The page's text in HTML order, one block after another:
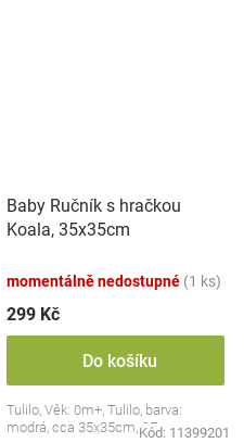
Baby Ručník s hračkou
Koala, 35x35cm
momentálně nedostupné (1 ks)
299 Kč
Do košíku
Tulilo, Věk: 0m+, Tulilo, barva:
modrá, cca 35x35cm, CE
Kód: 11399201